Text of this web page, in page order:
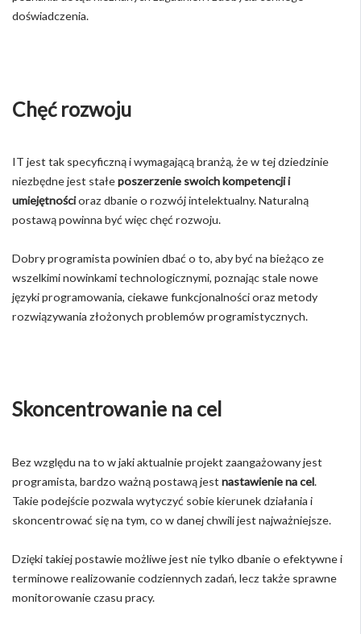
doświadczenia.
Chęć rozwoju
IT jest tak specyficzną i wymagającą branżą, że w tej dziedzinie
niezbędne jest stałeposzerzenie swoich kompetencji i
umiejętnościoraz dbanie o rozwój intelektualny. Naturalną
postawą powinna być więc chęć rozwoju.
Dobry programista powinien dbać o to, aby być na bieżąco ze
wszelkimi nowinkami technologicznymi, poznając stale nowe
języki programowania, ciekawe funkcjonalności oraz metody
rozwiązywania złożonych problemów programistycznych.
Skoncentrowanie na cel
Bez względu na to w jaki aktualnie projekt zaangażowany jest
programista, bardzo ważną postawą jestnastawienie na cel.
Takie podejście pozwala wytyczyć sobie kierunek działania i
skoncentrować się na tym, co w danej chwili jest najważniejsze.
Dzięki takiej postawie możliwe jest nie tylko dbanie o efektywne i
terminowe realizowanie codziennych zadań, lecz także sprawne
monitorowanie czasu pracy.